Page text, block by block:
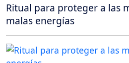
Ritual para proteger a las
malas energías